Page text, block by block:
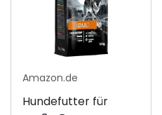
Amazon.de
Hundefutter für